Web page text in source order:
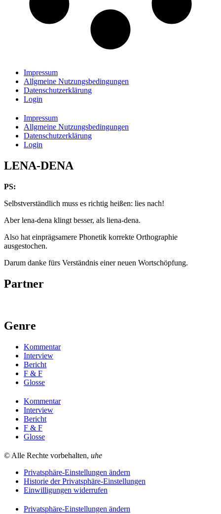
Impressum
Allgmeine Nutzungsbedingungen
Datenschutzerklärung
Login
Impressum
Allgmeine Nutzungsbedingungen
Datenschutzerklärung
Login
LENA-DENA
PS:
Selbstverständlich muss es richtig heißen: lies nach!
Aber lena-dena klingt besser, als liena-dena.
Also hat einprägsamere Phonetik korrekte Orthographie
ausgestochen.
Darum danke fürs Verständnis einer neuen Wortschöpfung.
Partner
Genre
Kommentar
Interview
Bericht
F & F
Glosse
Kommentar
Interview
Bericht
F & F
Glosse
© Alle Rechte vorbehalten, uhe
Privatsphäre-Einstellungen ändern
Historie der Privatsphäre-Einstellungen
Einwilligungen widerrufen
Privatsphäre-Einstellungen ändern